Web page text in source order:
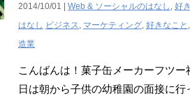
2014/10/01 | Web & ソーシャルのはなし , 好
はなし ビジネス, マーケティング, 好きなこと ,
造業
こんばんは！菓子缶メーカーフツ
日は朝から子供の幼稚園の面接に行